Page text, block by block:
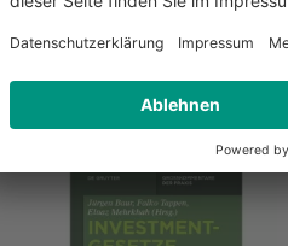
Zur Merkliste hinzufügen